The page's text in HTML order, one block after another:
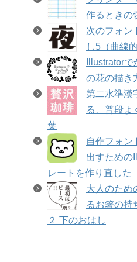
作るときの
次のフォン
し5（曲線
Illustrator
の花の描き
第二水準漢
る、普段よ
葉
自作フォン
出すための
レートを作り直した
大人のため
るお箸の持
２ 下のおはし